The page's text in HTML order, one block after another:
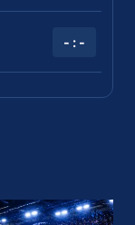
- : -